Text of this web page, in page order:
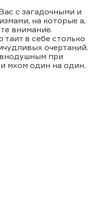
с загадочными и
на которые а,
внимание.
в себе столько
очертаний.
при
мхом один на один.